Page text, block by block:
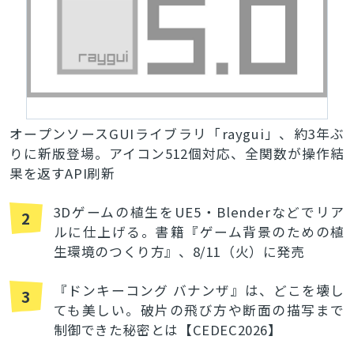
オープンソースGUIライブラリ「raygui」、約3年ぶ
りに新版登場。アイコン512個対応、全関数が操作結
果を返すAPI刷新
2
3Dゲームの植生をUE5・Blenderなどでリア
ルに仕上げる。書籍『ゲーム背景のための植
生環境のつくり方』、8/11（火）に発売
3
『ドンキーコング バナンザ』は、どこを壊し
ても美しい。破片の飛び方や断面の描写まで
制御できた秘密とは【CEDEC2026】